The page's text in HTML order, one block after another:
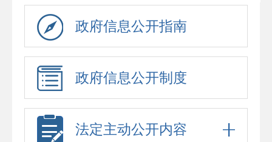
政府信息公开指南
政府信息公开制度
法定主动公开内容